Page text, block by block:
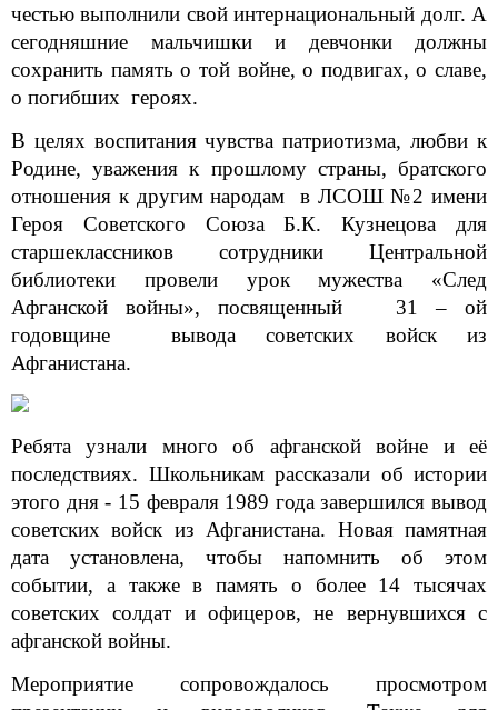
честью выполнили свой интернациональный долг. А
сегодняшние мальчишки и девчонки должны
сохранить память о той войне, о подвигах, о славе,
о погибших героях.
В целях воспитания чувства патриотизма, любви к
Родине, уважения к прошлому страны, братского
отношения к другим народам в ЛСОШ №2 имени
Героя Советского Союза Б.К. Кузнецова для
старшеклассников сотрудники Центральной
библиотеки провели урок мужества «След
Афганской войны», посвященный 31 – ой
годовщине вывода советских войск из
Афганистана.
Ребята узнали много об афганской войне и её
последствиях. Школьникам рассказали об истории
этого дня - 15 февраля 1989 года завершился вывод
советских войск из Афганистана. Новая памятная
дата установлена, чтобы напомнить об этом
событии, а также в память о более 14 тысячах
советских солдат и офицеров, не вернувшихся с
афганской войны.
Мероприятие сопровождалось просмотром